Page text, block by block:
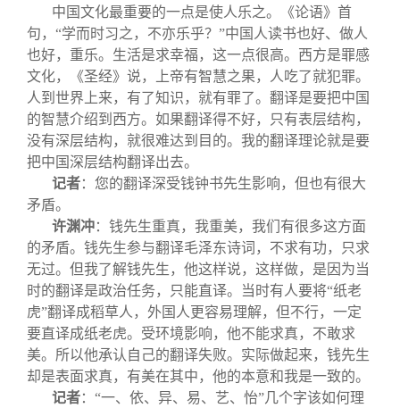
中国文化最重要的一点是使人乐之。《论语》首
句，“学而时习之，不亦乐乎？”中国人读书也好、做人
也好，重乐。生活是求幸福，这一点很高。西方是罪感
文化，《圣经》说，上帝有智慧之果，人吃了就犯罪。
人到世界上来，有了知识，就有罪了。翻译是要把中国
的智慧介绍到西方。如果翻译得不好，只有表层结构，
没有深层结构，就很难达到目的。我的翻译理论就是要
把中国深层结构翻译出去。
记者：您的翻译深受钱钟书先生影响，但也有很大
矛盾。
许渊冲：钱先生重真，我重美，我们有很多这方面
的矛盾。钱先生参与翻译毛泽东诗词，不求有功，只求
无过。但我了解钱先生，他这样说，这样做，是因为当
时的翻译是政治任务，只能直译。当时有人要将“纸老
虎”翻译成稻草人，外国人更容易理解，但不行，一定
要直译成纸老虎。受环境影响，他不能求真，不敢求
美。所以他承认自己的翻译失败。实际做起来，钱先生
却是表面求真，有美在其中，他的本意和我是一致的。
记者：“一、依、异、易、艺、怡”几个字该如何理